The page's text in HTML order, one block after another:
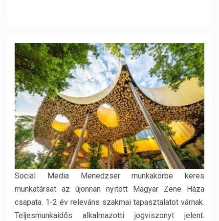
Social Media Menedzser munkakörbe keres
munkatársat az újonnan nyitott Magyar Zene Háza
csapata. 1-2 év releváns szakmai tapasztalatot várnak.
Teljesmunkaidős alkalmazotti jogviszonyt jelent.